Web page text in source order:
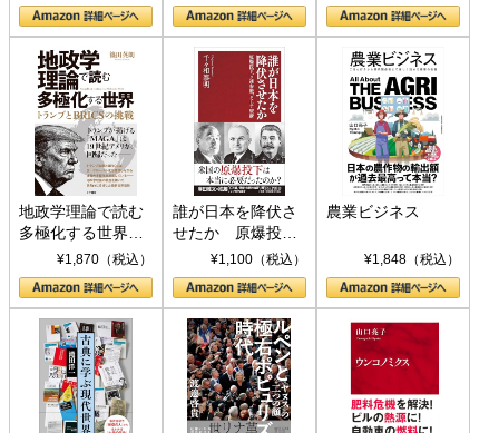
地政学理論で読む
多極化する世界：
トランプとBRICS
の挑戦
¥1,870（税込）
誰が日本を降伏さ
せたか 原爆投
下、ソ連参戦、そ
して聖断 (PHP新
書)
¥1,100（税込）
農業ビジネス
¥1,848（税込）